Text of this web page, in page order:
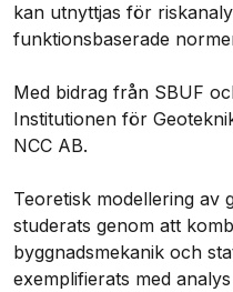
kan utnyttjas för
funktionsbaserade
Med bidrag från SBUF
Institutionen för
NCC AB.
Teoretisk modellering av
studerats genom att
byggnadsmekanik och
exemplifierats med